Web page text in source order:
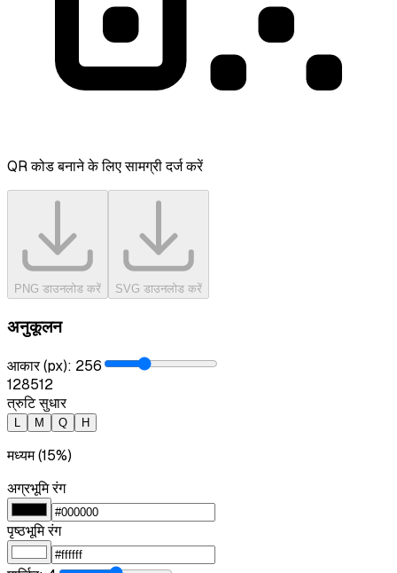
QR कोड बनाने के लिए सामग्री दर्ज करें
PNG डाउनलोड करें SVG डाउनलोड करें
अनुकूलन
आकार (px): 256
128512
त्रुटि सुधार
L M Q H
मध्यम (15%)
अग्रभूमि रंग
पृष्ठभूमि रंग